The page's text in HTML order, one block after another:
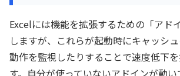
Excelには機能を拡張するための「アド
しますが、これらが起動時にキャッシュ
動作を監視したりすることで速度低下
す。自分が使っていないアドインが動